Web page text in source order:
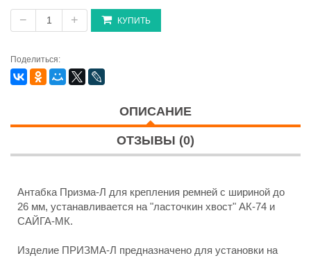
− + КУПИТЬ
Поделиться:
ОПИСАНИЕ
ОТЗЫВЫ (0)
Антабка Призма-Л для крепления ремней с шириной до
26 мм, устанавливается на "ласточкин хвост" АК-74 и
САЙГА-МК.
Изделие ПРИЗМА-Л предназначено для установки на